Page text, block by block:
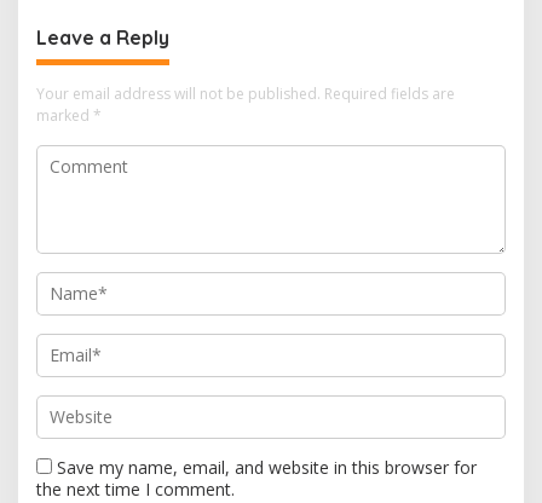
Leave a Reply
Your email address will not be published. Required fields are
marked *
Save my name, email, and website in this browser for
the next time I comment.